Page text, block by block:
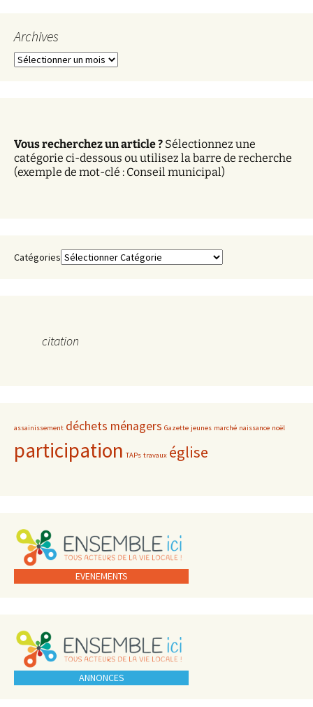
Archives
A
e
s
Vous recherchez un article ? Sélectionnez une
catégorie ci-dessous ou utilisez la barre de recherche
(exemple de mot-clé : Conseil municipal)
Catégories
citation
assainissement déchets ménagers Gazette jeunes marché naissance noël
participation TAPs travaux église
EVENEMENTS
ANNONCES